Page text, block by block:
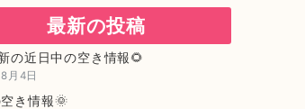
最新の投稿
の近日中の空き情報🌻
月4日
き情報🌞